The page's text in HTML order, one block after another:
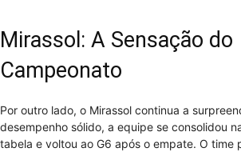
Mirassol: A Sensação do
Campeonato
Por outro lado, o Mirassol continua a
desempenho sólido, a equipe se consolidou
tabela e voltou ao G6 após o empate. O time